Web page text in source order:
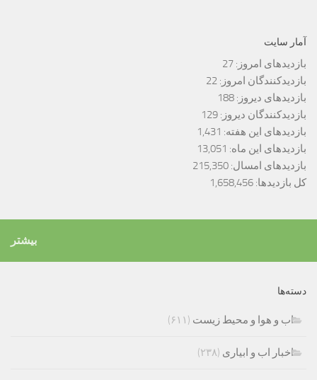
آمار سایت
بازدیدهای امروز: 27
بازدیدکنندگان امروز: 22
بازدیدهای دیروز: 188
بازدیدکنندگان دیروز: 129
بازدیدهای این هفته: 1,431
بازدیدهای این ماه: 13,051
بازدیدهای امسال: 215,350
کل بازدیدها: 1,658,456
بیشتر
دسته‌ها
اب و هوا و محیط زیست (۶۱۱)
اخبار اب و ابیاری (۲۳۸)